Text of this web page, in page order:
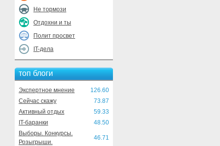
Не тормози
Отдохни и ты
Полит просвет
IT-дела
топ блоги
Экспертное мнение
126.60
Сейчас скажу
73.87
Активный отдых
59.33
IT-баранки
48.50
Выборы. Конкурсы.
Розыгрыши.
46.71